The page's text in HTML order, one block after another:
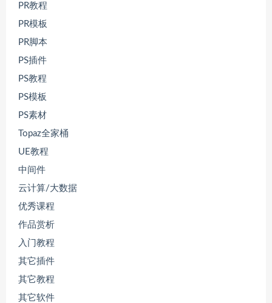
PR教程
PR模板
PR脚本
PS插件
PS教程
PS模板
PS素材
Topaz全家桶
UE教程
中间件
云计算/大数据
优秀课程
作品赏析
入门教程
其它插件
其它教程
其它软件